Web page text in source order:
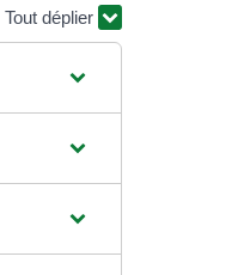
Tout déplier